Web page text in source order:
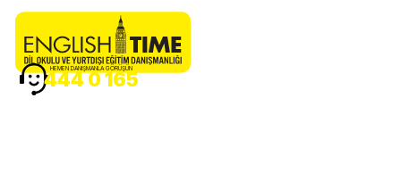
HEMEN DANIŞMANLA GÖRÜŞÜN
444 0 165